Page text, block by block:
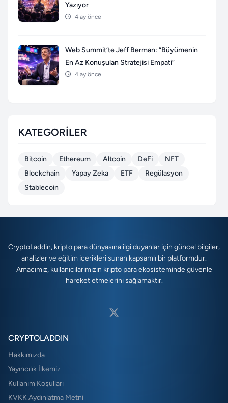
Yazıyor
4 ay önce
Web Summit’te Jeff Berman: “Büyümenin
En Az Konuşulan Stratejisi Empati”
4 ay önce
KATEGORILER
Bitcoin Ethereum Altcoin DeFi
NFT
Blockchain
Yapay Zeka ETF
Regülasyon
Stablecoin
CryptoLaddin, kripto para dünyasına ilgi duyanlar için güncel bilgiler,
analizler ve eğitim içerikleri sunan kapsamlı bir platformdur.
Amacımız, kullanıcılarımızın kripto para ekosisteminde güvenle
hareket etmelerini sağlamaktır.
CRYPTOLADDIN
Hakkımızda
Yayıncılık İlkemiz
Kullanım Koşulları
KVKK Aydınlatma Metni